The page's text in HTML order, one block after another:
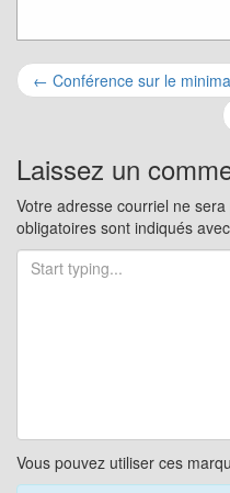
Navigation
les
articles
← Conférence sur le
Laissez un
Votre adresse courriel ne
obligatoires sont indiqués avec
Vous pouvez utiliser ces